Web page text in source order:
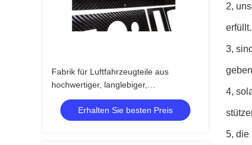
Fabrik für Luftfahrzeugteile aus
hochwertiger, langlebiger,
benutzerdefinierter Kohlenstofffaser
Erhalten Sie besten Preis
2,
erfüllt.
3,
4,
5, die